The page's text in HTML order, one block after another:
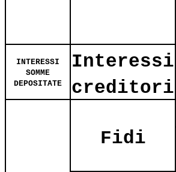
INTERESSI
SOMME
DEPOSITATE
Interessi
creditori
Fidi